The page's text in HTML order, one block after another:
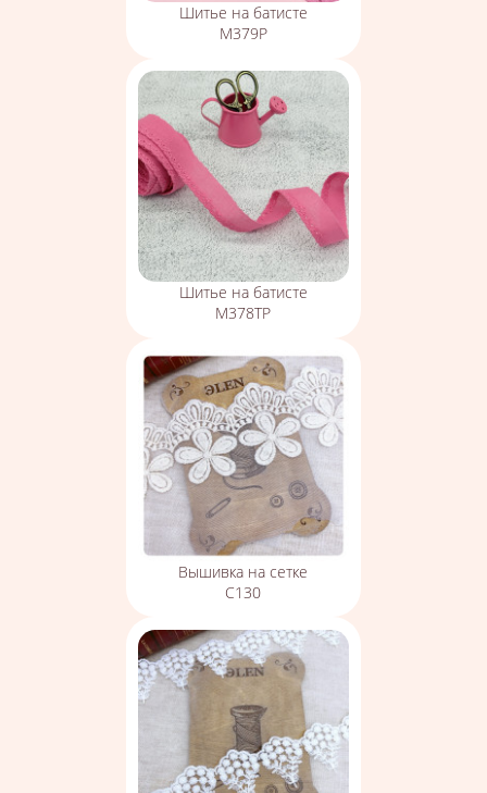
Шитье на батисте
М379Р
Шитье на батисте
М378ТР
Вышивка на сетке
С130